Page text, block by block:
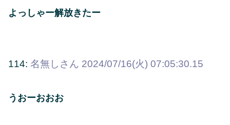
よっしゃー解放きたー
114: 名無しさん 2024/07/16(火) 07:05:30.15
うおーおおお